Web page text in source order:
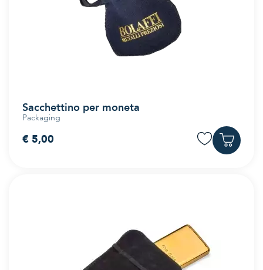
Sacchettino per moneta
Packaging
€ 5,00